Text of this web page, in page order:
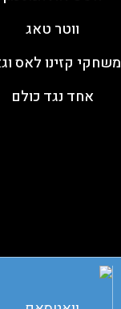
ווטר טאג
משחקי קזינו לאס
אחד נגד כולם